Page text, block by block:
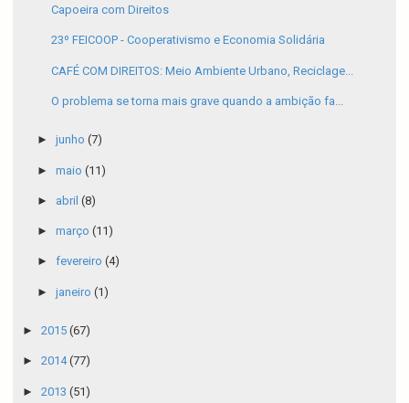
Capoeira com Direitos
23º FEICOOP - Cooperativismo e Economia Solidária
CAFÉ COM DIREITOS: Meio Ambiente Urbano, Reciclage...
O problema se torna mais grave quando a ambição fa...
► junho (7)
► maio (11)
► abril (8)
► março (11)
► fevereiro (4)
► janeiro (1)
► 2015 (67)
► 2014(77)
► 2013 (51)